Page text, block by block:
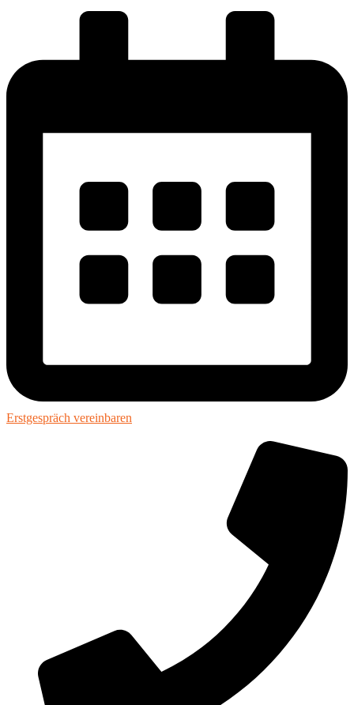
Erstgespräch vereinbaren